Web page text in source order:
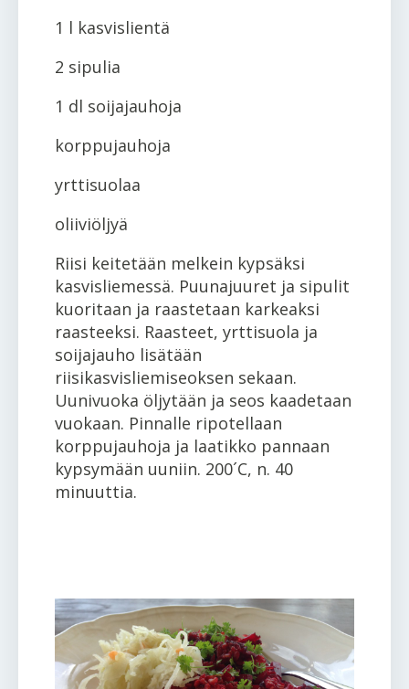
1 l kasvislientä
2 sipulia
1 dl soijajauhoja
korppujauhoja
yrttisuolaa
oliiviöljyä
Riisi keitetään melkein kypsäksi
kasvisliemessä. Puunajuuret ja sipulit
kuoritaan ja raastetaan karkeaksi
raasteeksi. Raasteet, yrttisuola ja
soijajauho lisätään
riisikasvisliemiseoksen sekaan.
Uunivuoka öljytään ja seos kaadetaan
vuokaan. Pinnalle ripotellaan
korppujauhoja ja laatikko pannaan
kypsymään uuniin. 200´C, n. 40
minuuttia.